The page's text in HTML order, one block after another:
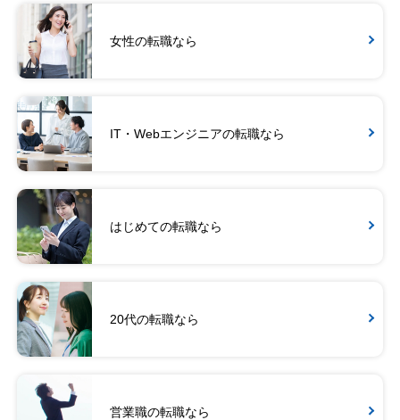
女性の転職なら
IT・Webエンジニアの転職なら
はじめての転職なら
20代の転職なら
営業職の転職なら